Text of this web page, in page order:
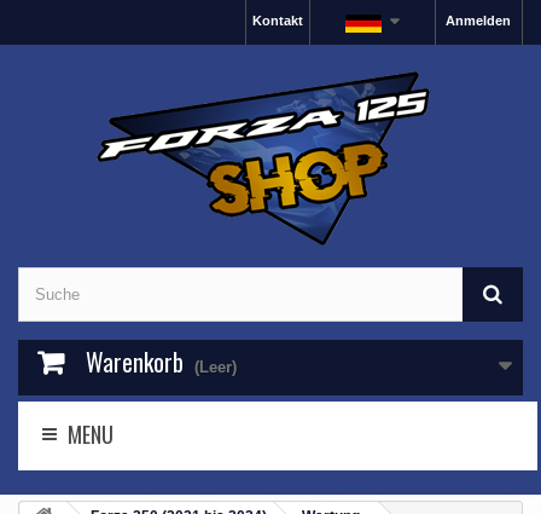
Anmelden
Kontakt
Warenkorb (Leer)
MENU